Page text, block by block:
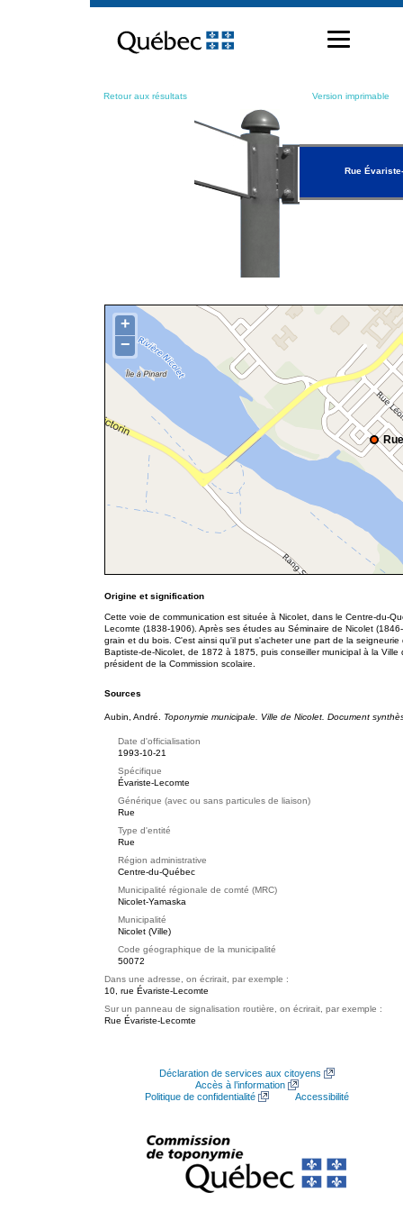
contenu
Retour aux résultats Version imprimable
Rue
+
−
Origine et signification
Cette voie de communication est située à Nicolet, dans le Centre-du-
Lecomte (1838-1906). Après ses études au Séminaire de Nicolet
grain et du bois. C'est ainsi qu'il put s'acheter une part de la
Baptiste-de-Nicolet, de 1872 à 1875, puis conseiller municipal à la
président de la Commission scolaire.
Sources
Aubin, André. Toponymie municipale. Ville de Nicolet. Document
Date d'officialisation
1993-10-21
Spécifique
Évariste-Lecomte
Générique (avec ou sans particules de liaison)
Rue
Type d'entité
Rue
Région administrative
Centre-du-Québec
Municipalité régionale de comté (MRC)
Nicolet-Yamaska
Municipalité
Nicolet (Ville)
Code géographique de la municipalité
50072
Dans une adresse, on écrirait, par exemple :
10, rue Évariste-Lecomte
Sur un panneau de signalisation routière, on écrirait, par exemple :
Rue Évariste-Lecomte
Déclaration de services aux citoyens
Accès à l’information
Politique de confidentialité
Accessibilité